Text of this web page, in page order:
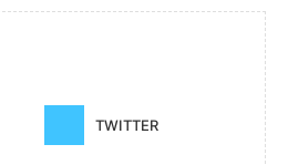
TWITTER